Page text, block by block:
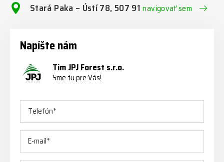
Stará Paka – Ústí 78, 507 91navigovať sem
Napíšte nám
Tím JPJ Forest s.r.o.
Sme tu pre Vás!